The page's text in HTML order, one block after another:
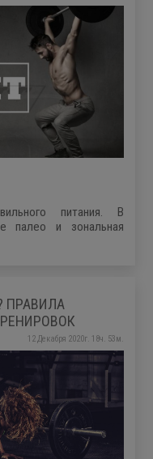
питания. В
палео и зональная
ПРАВИЛА
12 Декабря 2020г. 18ч. 53м.